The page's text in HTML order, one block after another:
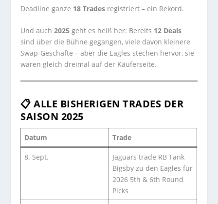
Deadline ganze 18 Trades registriert – ein Rekord.
Und auch2025 geht es heiß her: Bereits 12 Deals
sind über die Bühne gegangen, viele davon kleinere
Swap-Geschäfte – aber die Eagles stechen hervor, sie
waren gleich dreimal auf der Käuferseite.
📋 ALLE BISHERIGEN TRADES DER
SAISON 2025
Datum Trade
8. Sept.
Jaguars trade RB Tank
Bigsby zu den Eagles für
2026 5th & 6th Round
Picks